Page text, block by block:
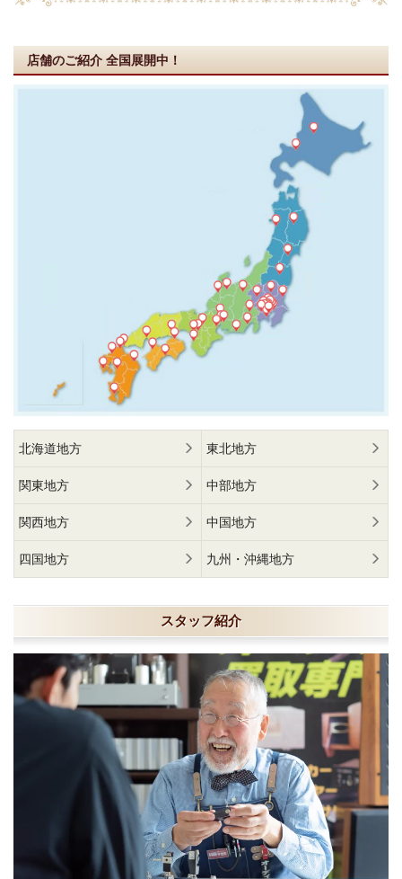
店舗のご紹介 全国展開中！
北海道地方 東北地方
関東地方 中部地方
関西地方 中国地方
四国地方 九州・沖縄地方
スタッフ紹介